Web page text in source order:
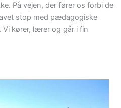
På vejen, der fører os forbi de
stop med pædagogiske
kører, lærer og går i fin